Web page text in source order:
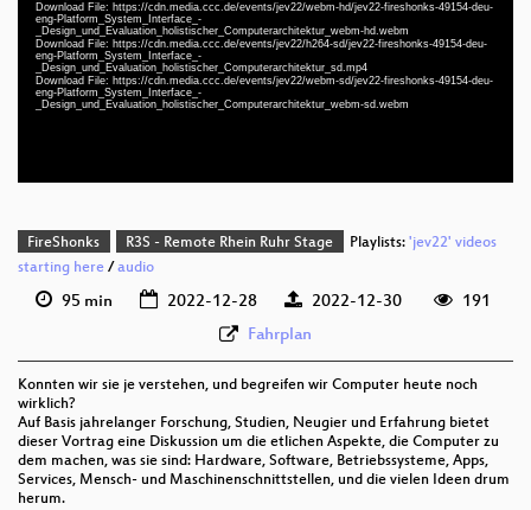
Download File: https://cdn.media.ccc.de/events/jev22/webm-hd/jev22-fireshonks-49154-deu-
eng-Platform_System_Interface_-
_Design_und_Evaluation_holistischer_Computerarchitektur_webm-hd.webm
Download File: https://cdn.media.ccc.de/events/jev22/h264-sd/jev22-fireshonks-49154-deu-
eng-Platform_System_Interface_-
_Design_und_Evaluation_holistischer_Computerarchitektur_sd.mp4
Download File: https://cdn.media.ccc.de/events/jev22/webm-sd/jev22-fireshonks-49154-deu-
eng-Platform_System_Interface_-
_Design_und_Evaluation_holistischer_Computerarchitektur_webm-sd.webm
eng (todo)
deu-eng 1080p (mp4)
deu-eng 1080p (webm)
deu-eng 576p (mp4)
deu-eng 576p (webm)
FireShonks R3S - Remote Rhein Ruhr Stage Playlists: 'jev22' videos
starting here / audio
95 min 2022-12-28 2022-12-30
191
Fahrplan
Konnten wir sie je verstehen, und begreifen wir Computer heute noch
wirklich?
Auf Basis jahrelanger Forschung, Studien, Neugier und Erfahrung bietet
dieser Vortrag eine Diskussion um die etlichen Aspekte, die Computer zu
dem machen, was sie sind: Hardware, Software, Betriebssysteme, Apps,
Services, Mensch- und Maschinenschnittstellen, und die vielen Ideen drum
herum.